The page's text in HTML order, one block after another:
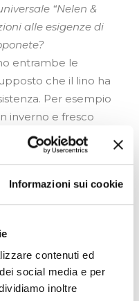
Informazioni sui cookie
contenuti ed
social media e per
inoltre
“Nelen &
alle esigenze di
entrambe le
che il lino ha
Per esempio
inverno e fresco
soprattutto
Perciò è
ovunque: Nelen
ed è così in tutto
a realizzare
su base
e quindi, in